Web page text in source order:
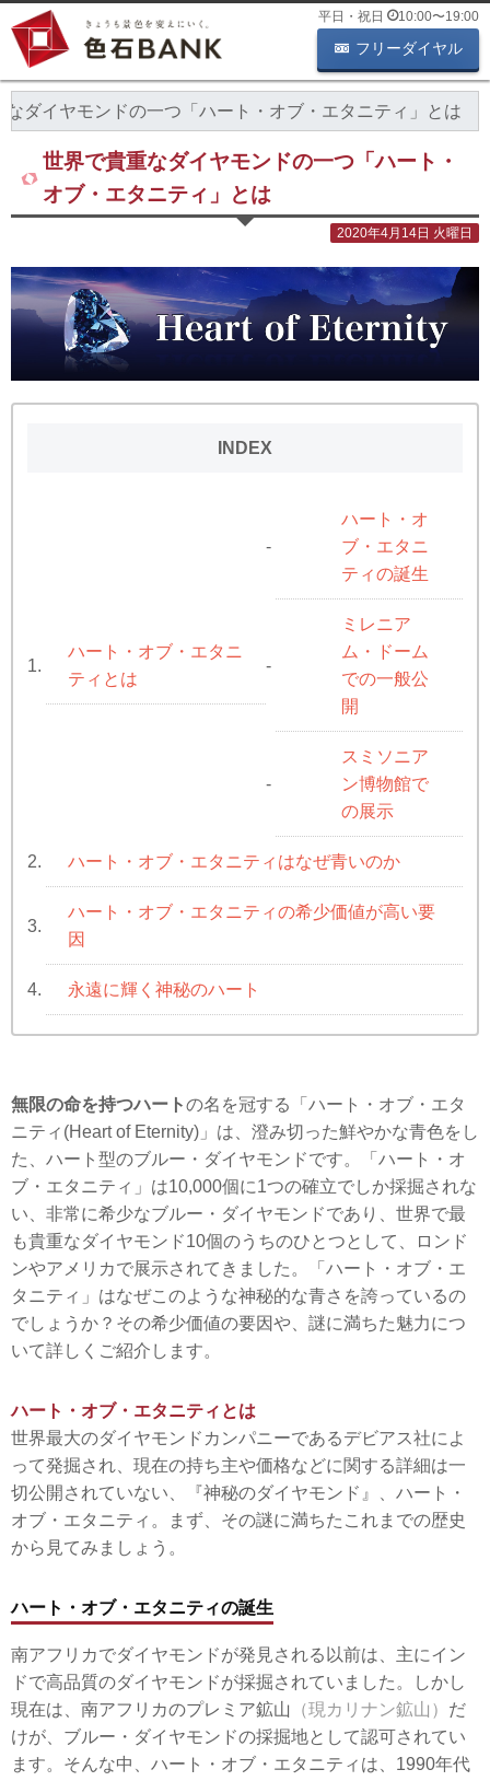
平日・祝日 10:00〜19:00
フリーダイヤル
なダイヤモンドの一つ「ハート・オブ・エタニティ」とは
世界で貴重なダイヤモンドの一つ「ハート・
オブ・エタニティ」とは
2020年4月14日 火曜日
INDEX
1.
ハート・オブ・エタニ
ティとは
-
ハート・オ
ブ・エタニ
ティの誕生
-
ミレニア
ム・ドーム
での一般公
開
-
スミソニア
ン博物館で
の展示
2. ハート・オブ・エタニティはなぜ青いのか
3.
ハート・オブ・エタニティの希少価値が高い要
因
4. 永遠に輝く神秘のハート
無限の命を持つハートの名を冠する「ハート・オブ・エタ
ニティ(Heart of Eternity)」は、澄み切った鮮やかな青色をし
た、ハート型のブルー・ダイヤモンドです。「ハート・オ
ブ・エタニティ」は10,000個に1つの確立でしか採掘されな
い、非常に希少なブルー・ダイヤモンドであり、世界で最
も貴重なダイヤモンド10個のうちのひとつとして、ロンド
ンやアメリカで展示されてきました。「ハート・オブ・エ
タニティ」はなぜこのような神秘的な青さを誇っているの
でしょうか？その希少価値の要因や、謎に満ちた魅力につ
いて詳しくご紹介します。
ハート・オブ・エタニティとは
世界最大のダイヤモンドカンパニーであるデビアス社によ
って発掘され、現在の持ち主や価格などに関する詳細は一
切公開されていない、『神秘のダイヤモンド』、ハート・
オブ・エタニティ。まず、その謎に満ちたこれまでの歴史
から見てみましょう。
ハート・オブ・エタニティの誕生
南アフリカでダイヤモンドが発見される以前は、主にイン
ドで高品質のダイヤモンドが採掘されていました。しかし
現在は、南アフリカのプレミア鉱山 （現カリナン鉱山） だ
けが、ブルー・ダイヤモンドの採掘地として認可されてい
ます。そんな中、ハート・オブ・エタニティは、1990年代